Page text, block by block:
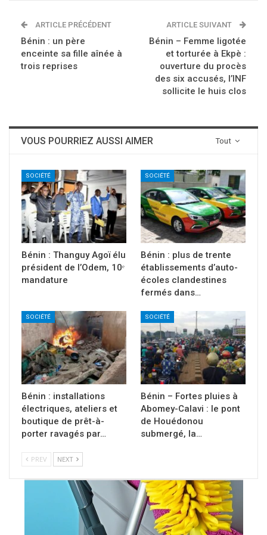
ARTICLE PRÉCÉDENT
Bénin : un père
enceinte sa fille aînée à
trois reprises
ARTICLE SUIVANT
Bénin – Femme ligotée
et torturée à Ekpè :
ouverture du procès
des six accusés, l’INF
sollicite le huis clos
Tout
VOUS POURRIEZ AUSSI AIMER
SOCIÉTÉ
Bénin : Thanguy Agoï élu
président de l’Odem, 10ᵉ
mandature
SOCIÉTÉ
Bénin : plus de trente
établissements d’auto-
écoles clandestines
fermés dans…
SOCIÉTÉ
Bénin : installations
électriques, ateliers et
boutique de prêt-à-
porter ravagés par…
SOCIÉTÉ
Bénin – Fortes pluies à
Abomey-Calavi : le pont
de Houédonou
submergé, la…
PREV NEXT